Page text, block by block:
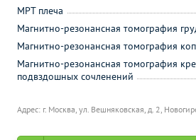
Адрес: г. Москва, ул. Вешняковская, д. 2,
МРТ плеча
Магнитно-резонансная томография
Магнитно-резонансная томография
Магнитно-резонансная томография
подвздошных сочленений